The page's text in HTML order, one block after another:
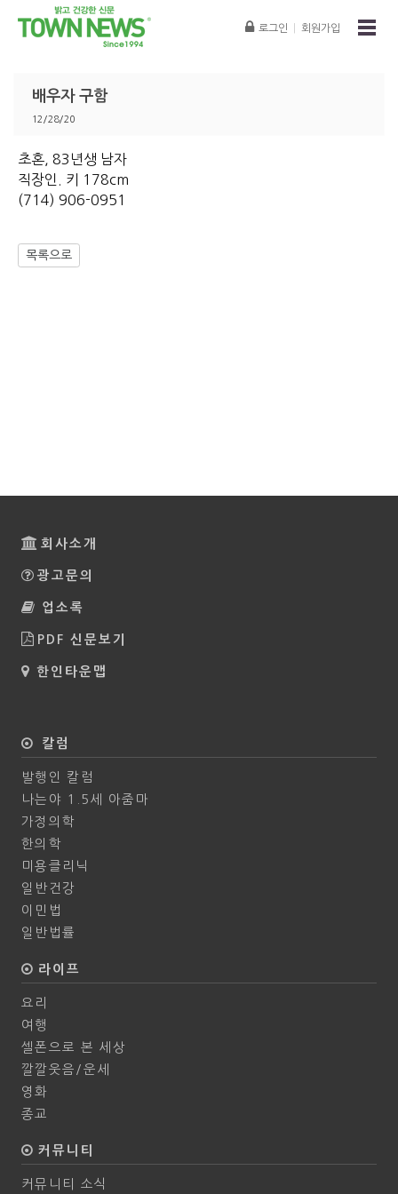
로그인 회원가입
배우자 구함
12/28/20
초혼, 83년생 남자
직장인. 키 178cm
(714) 906-0951
목록으로
회사소개
광고문의
업소록
PDF 신문보기
한인타운맵
칼럼
발행인 칼럼
나는야 1.5세 아줌마
가정의학
한의학
미용클리닉
일반건강
이민법
일반법률
라이프
요리
여행
셀폰으로 본 세상
깔깔웃음/운세
영화
종교
커뮤니티
커뮤니티 소식